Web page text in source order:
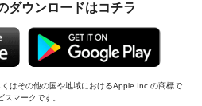
ダウンロードはコチラ
はその他の国や地域におけるApple Inc.の商標で
マークです。